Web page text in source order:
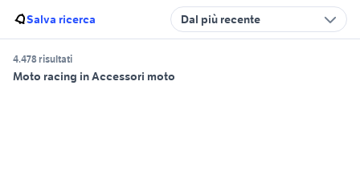
Salva ricerca Dal più recente
4.478 risultati
Moto racing in Accessori moto